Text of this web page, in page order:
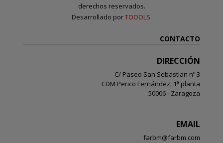
derechos reservados.
Desarrollado porTOOOLS.
CONTACTO
DIRECCIÓN
C/ Paseo San Sebastian nº 3
CDM Perico Fernández, 1ª planta
50006 - Zaragoza
EMAIL
farbm@farbm.com